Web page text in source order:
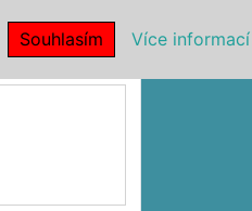
Souhlasím Více informací